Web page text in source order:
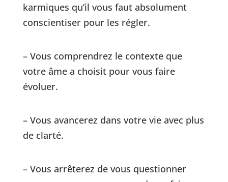
karmiques qu’il vous faut absolument
conscientiser pour les régler.
– Vous comprendrez le contexte que
votre âme a choisit pour vous faire
évoluer.
– Vous avancerez dans votre vie avec plus
de clarté.
– Vous arrêterez de vous questionner